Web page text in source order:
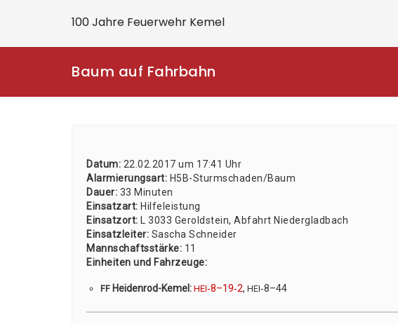
100 Jahre Feuerwehr Kemel
Baum auf Fahrbahn
Datum: 22.02.2017 um 17:41 Uhr
Alar­mie­rungs­art: H5B-Sturm­scha­den/­Baum
Dau­er: 33 Minu­ten
Ein­satz­art: Hil­fe­leis­tung
Ein­satz­ort: L 3033 Gerold­stein, Abfahrt Nie­der­glad­bach
Ein­satz­lei­ter: Sascha Schnei­der
Mann­schafts­stär­ke: 11
Ein­hei­ten und Fahr­zeu­ge:
FF Hei­den­rod-Kemel: HEI‑8–19‑2, HEI‑8–44